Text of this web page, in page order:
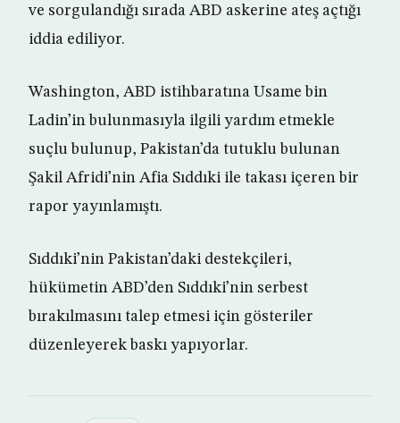
ve sorgulandığı sırada ABD askerine ateş açtığı
iddia ediliyor.
Washington, ABD istihbaratına Usame bin
Ladin’in bulunmasıyla ilgili yardım etmekle
suçlu bulunup, Pakistan’da tutuklu bulunan
Şakil Afridi’nin Afia Sıddıki ile takası içeren bir
rapor yayınlamıştı.
Sıddıki’nin Pakistan’daki destekçileri,
hükümetin ABD’den Sıddıki’nin serbest
bırakılmasını talep etmesi için gösteriler
düzenleyerek baskı yapıyorlar.